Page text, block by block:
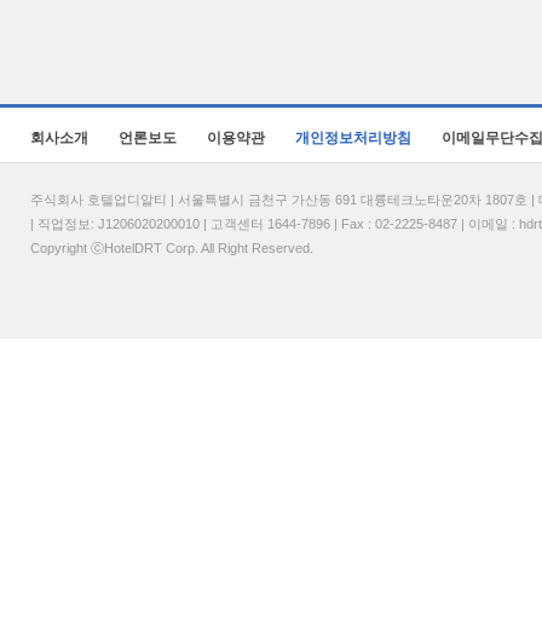
회사소개 언론보도 이용약관 개인정보처리방침 이메일무단수
주식회사 호텔업디알티 | 서울특별시 금천구 가산동 691 대륭테크노타운20차 1807
| 직업정보: J1206020200010 | 고객센터 1644-7896 | Fax : 02-2225-8487 | 이메일 :
Copyright ⓒHotelDRT Corp. All Right Reserved.